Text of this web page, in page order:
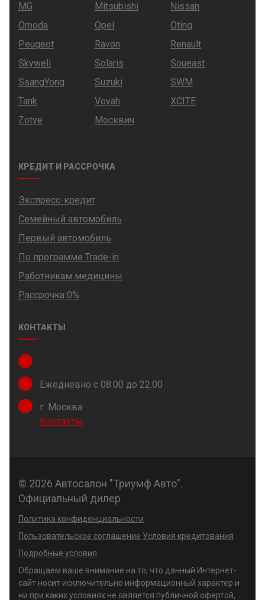
MG
Mitsubishi
Nissan
Omoda
Opel
Oting
Peugeot
Ravon
Renault
Skywell
Solaris
Soueast
SsangYong
Suzuki
SWM
Tank
Voyah
XCITE
Zotye
Москвич
КРЕДИТ И РАССРОЧКА
Экспресс-кредит
Семейный автомобиль
Первый автомобиль
По программе Trade-in
Работникам медицины
Рассрочка 0%
КОНТАКТЫ
Ежедневно с 08:00 до 22:00
г. Москва
Контакты
© 2026 Автосалон "Триумф Авто".
Официальный дилер
Политика конфиденциальности
Пользовательское соглашение Условия кредитования
Подробные условия
Обращаем ваше внимание на то, что данный Интернет-
сайт носит исключительно информационный характер и
ни при каких условиях не является публичной офертой,